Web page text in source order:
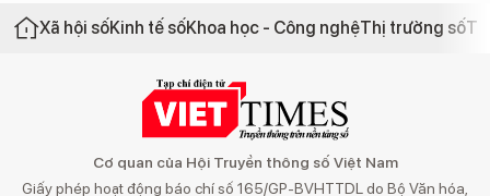
Xã hội sốKinh tế sốKhoa học - Công nghệThị trường số
Cơ quan của Hội Truyền thông số Việt Nam
Giấy phép hoạt động báo chí số 165/GP-BVHTTDL do Bộ Văn hóa,